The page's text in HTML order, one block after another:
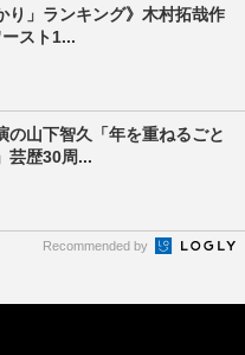
り」ランキング》木村拓哉作
スト1...
の山下智久「年を重ねるごと
芸歴30周...
Recommended by